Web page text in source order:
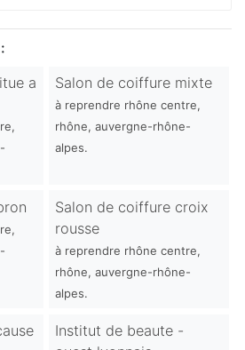
a
Salon de coiffure mixte
à reprendre rhône centre,
rhône, auvergne-rhône-
alpes.
Salon de coiffure croix
rousse
à reprendre rhône centre,
rhône, auvergne-rhône-
alpes.
Institut de beaute -